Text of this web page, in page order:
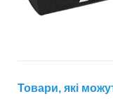
Товари, які